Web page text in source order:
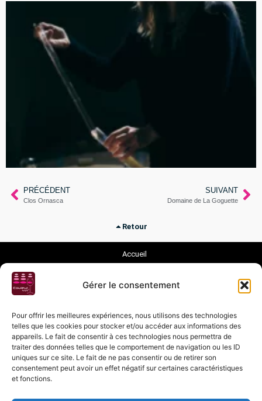
Gérer le consentement
Pour offrir les meilleures expériences, nous utilisons des technologies
telles que les cookies pour stocker et/ou accéder aux informations des
appareils. Le fait de consentir à ces technologies nous permettra de
traiter des données telles que le comportement de navigation ou les ID
uniques sur ce site. Le fait de ne pas consentir ou de retirer son
consentement peut avoir un effet négatif sur certaines caractéristiques
et fonctions.
PRÉCÉDENT
Clos Ornasca
SUIVANT
Domaine de La Goguette
Retour
Accueil
Dégustations
Vignerons
Nos Vins
Nos Champagnes
Nos Distilleries
Vins Suisses